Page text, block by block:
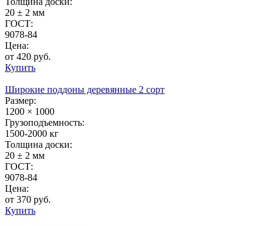
20 ± 2 мм
ГОСТ:
9078-84
Цена:
от 420 руб.
Купить
Широкие поддоны деревянные 2 сорт
Размер:
1200 × 1000
Грузоподъемность:
1500-2000 кг
Толщина доски:
20 ± 2 мм
ГОСТ:
9078-84
Цена:
от 370 руб.
Купить